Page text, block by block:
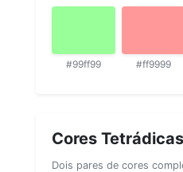
#99ff99 #ff9999
Cores Tetrádicas
Dois pares de cores